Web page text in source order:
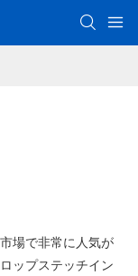
場で非常に人気が
ップステッチイン